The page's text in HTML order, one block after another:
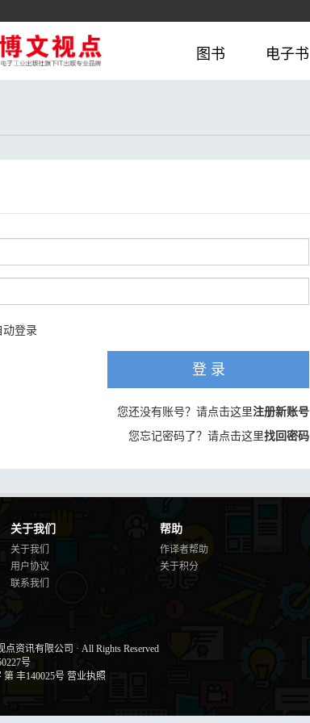
图书 电子书
动登录
登 录
您还没有账号？请点击这里注册新账号
您忘记密码了？请点击这里找回密码
关于我们
关于我们
用户协议
联系我们
帮助
作译者帮助
关于积分
点资讯有限公司 · All Rights Reserved
号
丰140025号 营业执照